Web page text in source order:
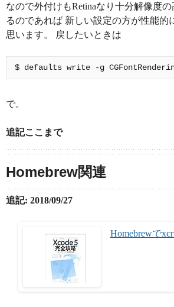
なので外付けもRetinaなり十分解像度
るのであれば 新しい設定の方が性能的
思います。 戻したいときは
で。
追記ここまで
Homebrew関連
追記: 2018/09/27
Homebrewで